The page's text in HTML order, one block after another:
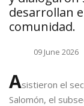
desarrollan
comunidad.
09 June 2026
Asistieron el
Salomón, el